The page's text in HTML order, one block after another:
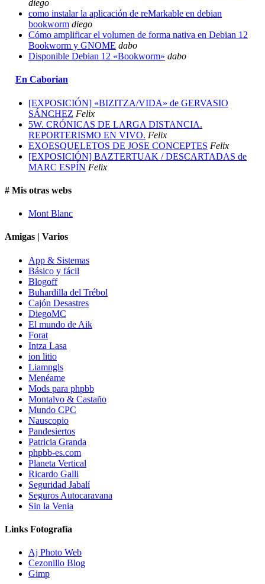
diego
como instalar la aplicación de reMarkable en debian
bookworm diego
Cómo amplificar el volumen de forma nativa en Debian 12
Bookworm y GNOME dabo
Disponible Debian 12 «Bookworm» dabo
En Caborian
[EXPOSICIÓN] «BIZITZA/VIDA» de GERVASIO
SÁNCHEZ Felix
5W. CRÓNICAS DE LARGA DISTANCIA.
REPORTERISMO EN VIVO. Felix
EXOESQUELETOS DE JOSE CONCEPTES Felix
[EXPOSICIÓN] BAZTERTUAK / DESCARTADAS de
MARC ESPÍN Felix
# Mis otras webs
Mont Blanc
Amigas | Varios
App & Sistemas
Básico y fácil
Blogoff
Buhardilla del Trébol
Cajón Desastres
DiegoMC
El mundo de Aik
Forat
Intza Lasa
ion litio
Liamngls
Menéame
Mods para phpbb
Montalvo & Castaño
Mundo CPC
Nauscopio
Pandesiertos
Patricia Granda
phpbb-es.com
Planeta Vertical
Ricardo Galli
Seguridad Jabalí
Seguros Autocaravana
Sin la Venia
Links Fotografía
Aj Photo Web
Cezonillo Blog
Gimp